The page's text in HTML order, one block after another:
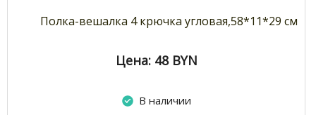
Полка-вешалка 4 крючка угловая,58*11*29 см
Цена: 48 BYN
В наличии